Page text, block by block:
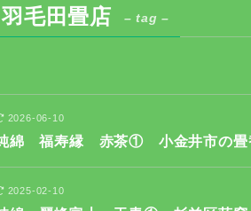
羽毛田畳店 – tag –
2026-06-10
綿 福寿縁 赤茶① 小金井市の畳
2025-02-10